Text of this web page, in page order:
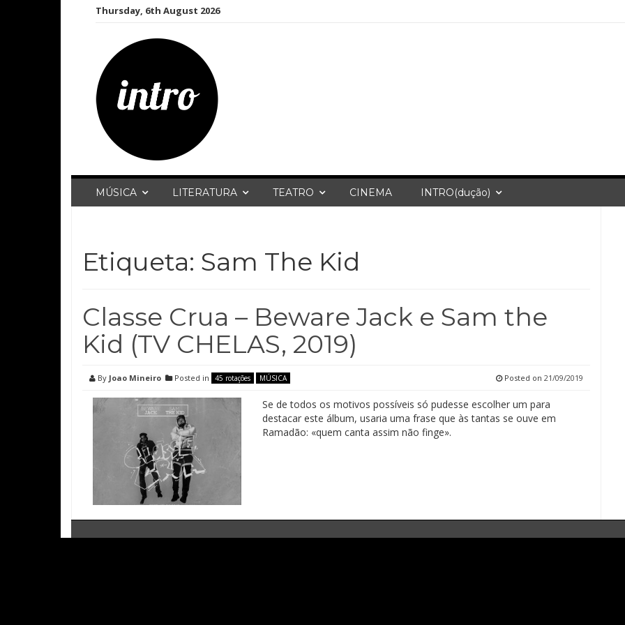
Thursday, 6th August 2026
MÚSICA LITERATURA TEATRO CINEMA INTRO(dução)
Etiqueta: Sam The Kid
Classe Crua – Beware Jack e Sam the
Kid (TV CHELAS, 2019)
By Joao Mineiro Posted in 45 rotações MÚSICA Posted on 21/09/2019
Se de todos os motivos possíveis só pudesse escolher um para
destacar este álbum, usaria uma frase que às tantas se ouve em
Ramadão: «quem canta assim não finge».